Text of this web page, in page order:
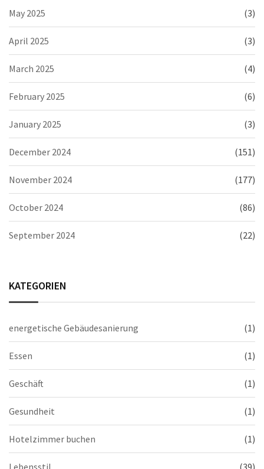
May 2025 (3)
April 2025 (3)
March 2025 (4)
February 2025 (6)
January 2025 (3)
December 2024 (151)
November 2024 (177)
October 2024 (86)
September 2024 (22)
KATEGORIEN
energetische Gebäudesanierung (1)
Essen (1)
Geschäft (1)
Gesundheit (1)
Hotelzimmer buchen (1)
Lebensstil (39)